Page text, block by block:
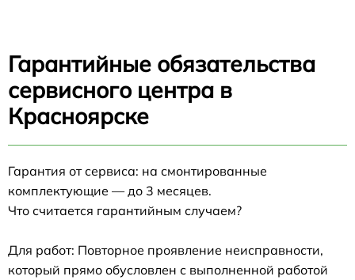
Гарантийные обязательства
сервисного центра в
Красноярске
Гарантия от сервиса: на смонтированные
комплектующие — до 3 месяцев.
Что считается гарантийным случаем?
Для работ: Повторное проявление неисправности,
который прямо обусловлен с выполненной работой